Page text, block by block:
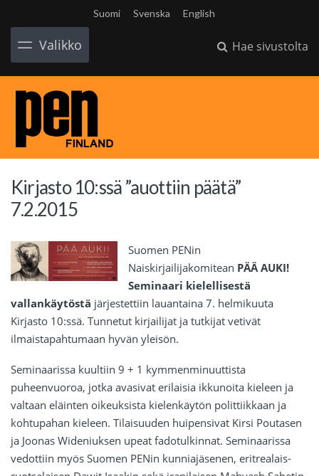
Suomi Svenska English
Valikko Hae sivustolta
Kirjasto 10:ssä ”auottiin päätä”
7.2.2015
Suomen PENin
Naiskirjailijakomitean PÄÄ AUKI!
Seminaari kielellisestä
vallankäytöstä järjestettiin lauantaina 7. helmikuuta
Kirjasto 10:ssä. Tunnetut kirjailijat ja tutkijat vetivät
ilmaistapahtumaan hyvän yleisön.
Seminaarissa kuultiin 9 + 1 kymmenminuuttista
puheenvuoroa, jotka avasivat erilaisia ikkunoita kieleen ja
valtaan eläinten oikeuksista kielenkäytön polittiikkaan ja
kohtupahan kieleen. Tilaisuuden huipensivat Kirsi Poutasen
ja Joonas Wideniuksen upeat fadotulkinnat. Seminaarissa
vedottiin myös Suomen PENin kunniajäsenen, eritrealais-